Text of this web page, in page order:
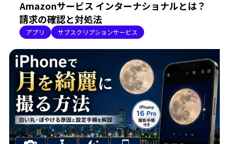
Amazonサービス インターナショナルとは？
請求の確認と対処法
アプリ サブスクリプションサービス